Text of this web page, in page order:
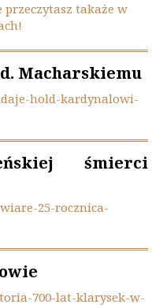
takaże w
Macharskiemu
hold-kardynalowi-
śmierci
25-rocznica-
700-lat-klarysek-w-